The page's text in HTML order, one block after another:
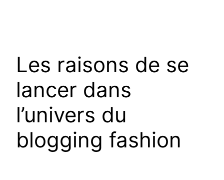
Les raisons de se
lancer dans
l’univers du
blogging fashion